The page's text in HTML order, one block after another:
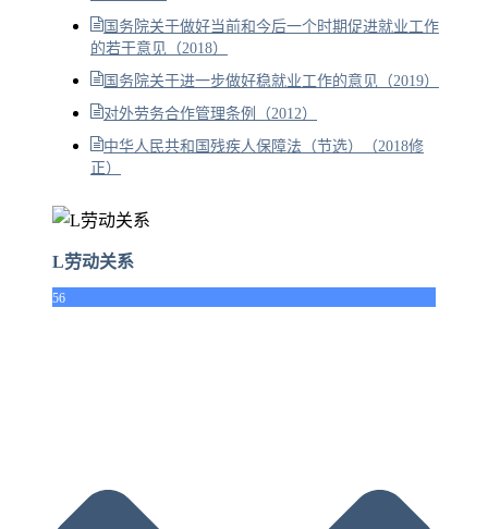
国务院关于做好当前和今后一个时期促进就业工作
的若干意见（2018）
国务院关于进一步做好稳就业工作的意见（2019）
对外劳务合作管理条例（2012）
中华人民共和国残疾人保障法（节选）（2018修
正）
L劳动关系
56